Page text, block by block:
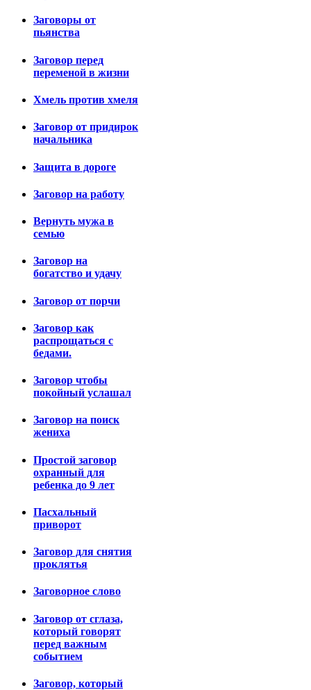
Заговоры от
пьянства
Заговор перед
переменой в жизни
Хмель против хмеля
Заговор от придирок
начальника
Защита в дороге
Заговор на работу
Вернуть мужа в
семью
Заговор на
богатство и удачу
Заговор от порчи
Заговор как
распрощаться с
бедами.
Заговор чтобы
покойный услашал
Заговор на поиск
жениха
Простой заговор
охранный для
ребенка до 9 лет
Пасхальный
приворот
Заговор для снятия
проклятья
Заговорное слово
Заговор от сглаза,
который говорят
перед важным
событием
Заговор, который